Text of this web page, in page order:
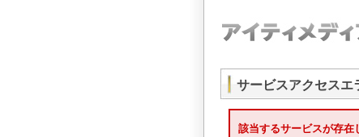
サービスアクセスエ
該当するサービスが存在